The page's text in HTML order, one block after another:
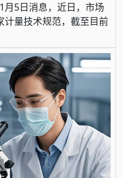
5日消息，近日，市场
计量技术规范，截至目前